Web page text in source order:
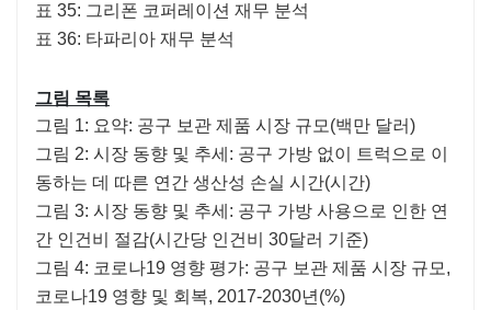
표 35: 그리폰 코퍼레이션 재무 분석
표 36: 타파리아 재무 분석
그림 목록
그림 1: 요약: 공구 보관 제품 시장 규모(백만 달러)
그림 2: 시장 동향 및 추세: 공구 가방 없이 트럭으로 이
동하는 데 따른 연간 생산성 손실 시간(시간)
그림 3: 시장 동향 및 추세: 공구 가방 사용으로 인한 연
간 인건비 절감(시간당 인건비 30달러 기준)
그림 4: 코로나19 영향 평가: 공구 보관 제품 시장 규모,
코로나19 영향 및 회복, 2017-2030년(%)